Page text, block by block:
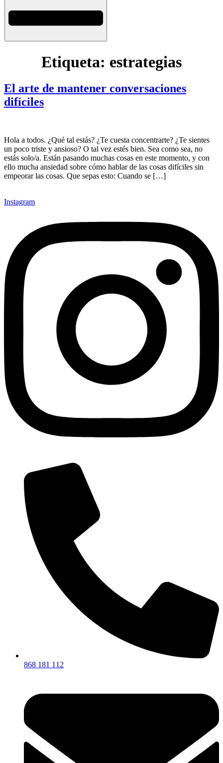
Etiqueta: estrategias
El arte de mantener conversaciones
difíciles
Hola a todos. ¿Qué tal estás? ¿Te cuesta concentrarte? ¿Te sientes
un poco triste y ansioso? O tal vez estés bien. Sea como sea, no
estás solo/a. Están pasando muchas cosas en este momento, y con
ello mucha ansiedad sobre cómo hablar de las cosas difíciles sin
empeorar las cosas. Que sepas esto: Cuando se […]
Instagram
868 181 112